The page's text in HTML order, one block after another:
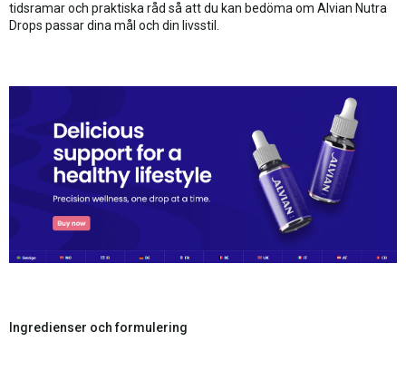
tidsramar och praktiska råd så att du kan bedöma om Alvian Nutra
Drops passar dina mål och din livsstil.
Ingredienser och formulering